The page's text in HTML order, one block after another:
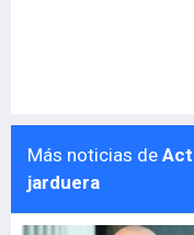
Más noticias de
jarduera